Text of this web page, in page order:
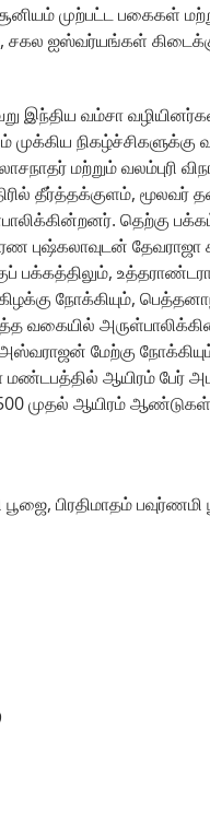
சூனியம் முற்பட்ட பகைகள்
சகல ஐஸ்வர்யங்கள்
இந்திய வம்சா
மற்றும் வலம்புரி
தீர்த்தக்குளம்,
தெற்கு
புஷ்கலாவுடன்
பக்கத்திலும்,
நோக்கியும்,
வகையில்
மேற்கு
ஆயிரம் பேர்
முதல் ஆயிரம் ஆண்டுகள்
பிரதிமாதம்